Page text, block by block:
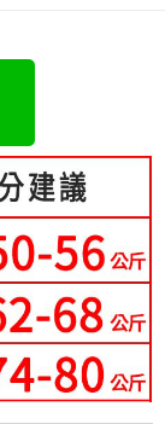
，訂單將自動取
期系統評分，恕無
算日後寄送繳費提
直營門市／銀行轉
公司）所提供，讓
將買賣／分期付款
款。
商店將以您的個人
集、處理及利用，
更正。
AFTEE先享後付」
，可透過四大超商／
。
取消訂單，請聯絡
需透過AFTEE先享
為準，若有關於
「AFTEE先享後付
home
專區綁定中華電信
(1點等於1元)。